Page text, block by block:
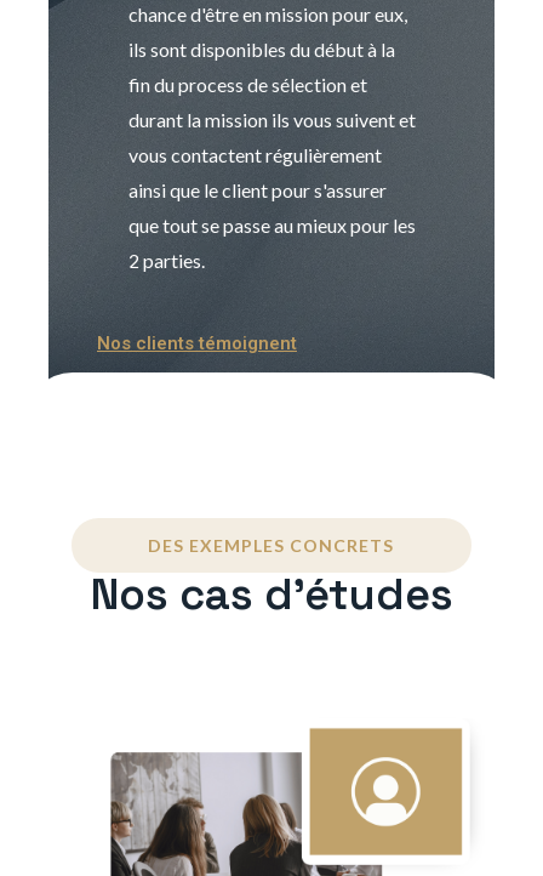
chance d'être en mission pour eux,
ils sont disponibles du début à la
fin du process de sélection et
durant la mission ils vous suivent et
vous contactent régulièrement
ainsi que le client pour s'assurer
que tout se passe au mieux pour les
2 parties.
Nos clients témoignent
DES EXEMPLES CONCRETS
Nos cas d'études